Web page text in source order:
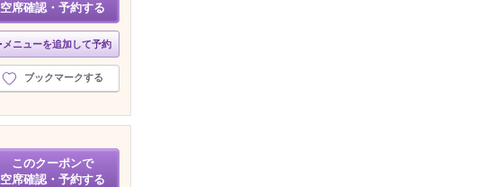
空席確認・予約する
メニューを追加して予約
ブックマークする
このクーポンで
空席確認・予約する